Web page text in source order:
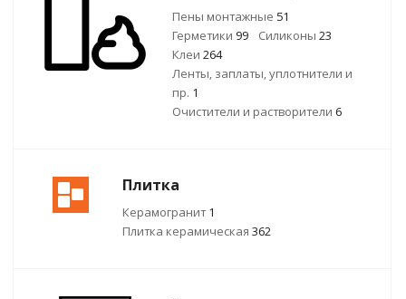
Пены монтажные 51
Герметики 99 Силиконы 23
Клеи 264
Ленты, заплаты, уплотнители и
пр. 1
Очистители и растворители 6
Плитка
Керамогранит1
Плитка керамическая 362